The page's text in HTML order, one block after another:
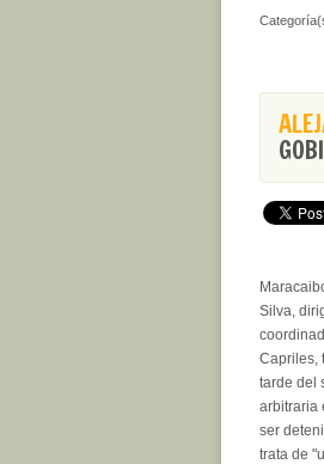
Silva,
Capriles,
tarde del
arbitraria
ser
trata de